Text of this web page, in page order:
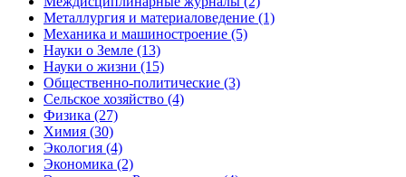
Металлургия и материаловедение (1)
Механика и машиностроение (5)
Науки о Земле (13)
Науки о жизни (15)
Общественно-политические (3)
Сельское хозяйство (4)
Физика (27)
Химия (30)
Экология (4)
Экономика (2)